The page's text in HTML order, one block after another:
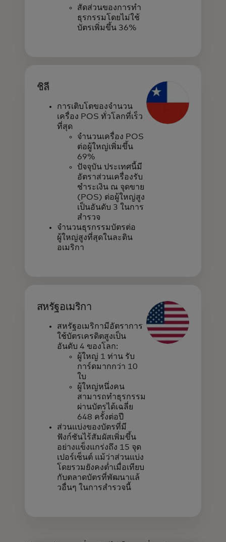
สัดส่วนของการทำ
ธุรกรรมโดยไม่ใช้
บัตรเพิ่มขึ้น 36%
ชิลี
การเติบโตของจำนวน
เครื่อง POS ทั่วโลกที่เร็ว
ที่สุด
จำนวนเครื่อง POS
ต่อผู้ใหญ่เพิ่มขึ้น
69%
ปัจจุบัน ประเทศนี้มี
อัตราส่วนเครื่องรับ
ชำระเงิน ณ จุดขาย
(POS) ต่อผู้ใหญ่สูง
เป็นอันดับ 3 ในการ
สำรวจ
จำนวนธุรกรรมบัตรต่อ
ผู้ใหญ่สูงที่สุดในละติน
อเมริกา
สหรัฐอเมริกา
สหรัฐอเมริกามีอัตราการ
ใช้บัตรเครดิตสูงเป็น
อันดับ 4 ของโลก:
ผู้ใหญ่ 1 ท่าน รับ
การ์ดมากกว่า 10
ใบ
ผู้ใหญ่หนึ่งคน
สามารถทำธุรกรรม
ผ่านบัตรได้เฉลี่ย
648 ครั้งต่อปี
ส่วนแบ่งของบัตรที่มี
ฟังก์ชันไร้สัมผัสเพิ่มขึ้น
อย่างแข็งแกร่งถึง 15 จุด
เปอร์เซ็นต์ แม้ว่าส่วนแบ่ง
โดยรวมยังคงต่ำเมื่อเทียบ
กับตลาดบัตรที่พัฒนาแล้
วอื่นๆ ในการสำรวจนี้